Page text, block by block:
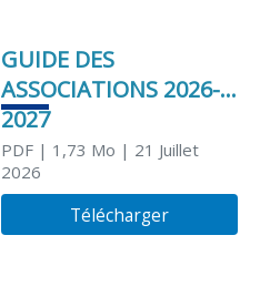
GUIDE DES
ASSOCIATIONS 2026-
2027
PDF| 1,73 Mo | 21 Juillet
2026
Télécharger